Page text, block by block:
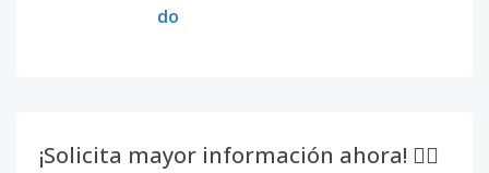
do
¡Solicita mayor información ahora! 👇🏽